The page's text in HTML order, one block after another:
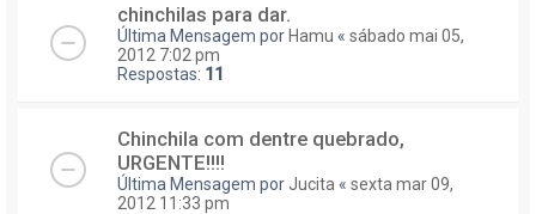
chinchilas para dar.
Última Mensagem por Hamu « sábado mai 05,
2012 7:02 pm
Respostas: 11
Chinchila com dentre quebrado,
URGENTE!!!!
Última Mensagem por Jucita « sexta mar 09,
2012 11:33 pm